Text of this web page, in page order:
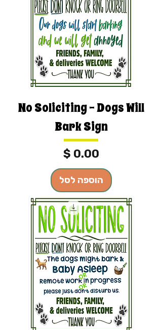
No Soliciting - Dogs Will
Bark Sign
מחיר
הוספה לסל